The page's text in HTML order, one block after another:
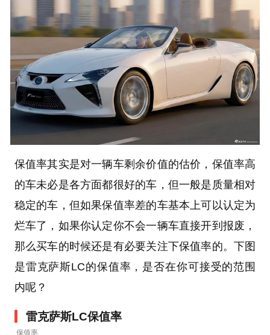
保值率其实是对一辆车剩余价值的估价，保值率高
的车未必是各方面都很好的车，但一般是质量相对
稳定的车，但如果保值率差的车基本上可以认定为
烂车了，如果你认定你不会一辆车直接开到报废，
那么买车的时候还是有必要关注下保值率的。下图
是雷克萨斯LC的保值率，是否在你可接受的范围
内呢？
雷克萨斯LC保值率